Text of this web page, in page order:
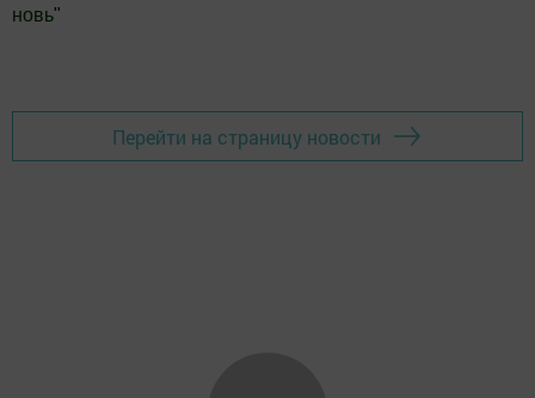
новь"
Перейти на страницу новости